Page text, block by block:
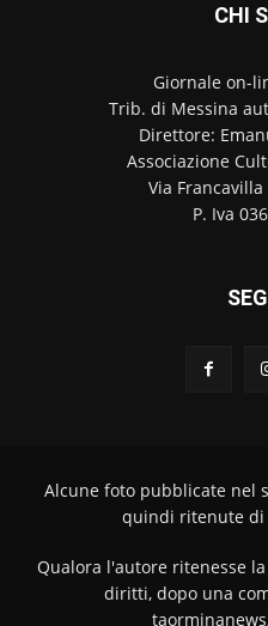
CHI
Giornale on-
Trib. di Messina
Direttore:
Associazione
Via
P. Iva
Alcune foto pubblicate nel
quindi ritenute di
Qualora l'autore ritenesse
diritti, dopo una